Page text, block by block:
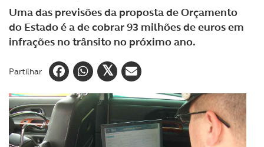
Uma das previsões da proposta de Orçamento
do Estado é a de cobrar 93 milhões de euros em
infrações no trânsito no próximo ano.
Partilhar